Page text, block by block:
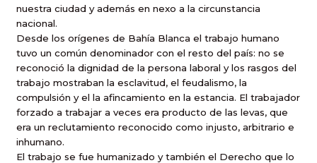
nuestra ciudad y además en nexo a la circunstancia
nacional.
Desde los orígenes de Bahía Blanca el trabajo humano
tuvo un común denominador con el resto del país: no se
reconoció la dignidad de la persona laboral y los rasgos del
trabajo mostraban la esclavitud, el feudalismo, la
compulsión y el la afincamiento en la estancia. El trabajador
forzado a trabajar a veces era producto de las levas, que
era un reclutamiento reconocido como injusto, arbitrario e
inhumano.
El trabajo se fue humanizado y también el Derecho que lo